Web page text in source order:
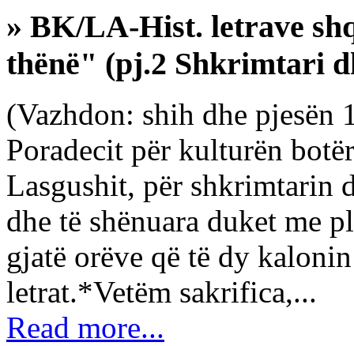
» BK/LA-Hist. letrave
thënë" (pj.2 Shkrimtari
(Vazhdon: shih dhe pjesën
Poradecit për kulturën
Lasgushit, për shkrimtarin
dhe të shënuara duket me
gjatë orëve që të dy
letrat.*Vetëm sakrifica,...
Read more...